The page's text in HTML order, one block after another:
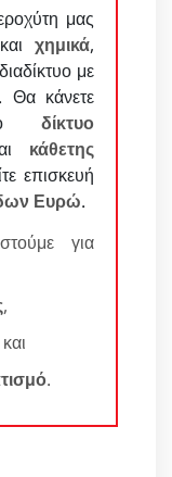
μας
και χημικά,
με
. Θα κάνετε
δίκτυο
κάθετης
επισκευή
Ευρώ.
για
,
.